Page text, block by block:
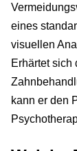
eines
visuellen
Erhärtet sich
kann er den